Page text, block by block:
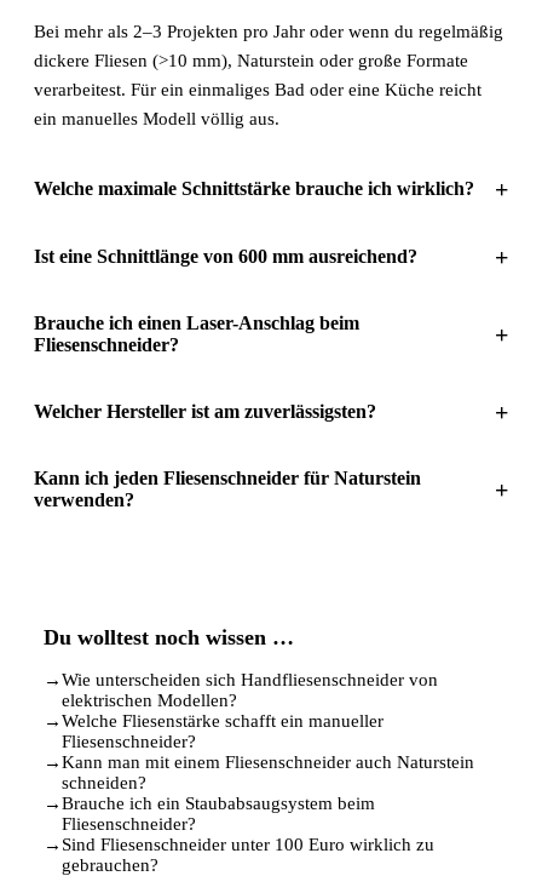
Bei mehr als 2–3 Projekten pro Jahr oder wenn du regelmäßig
dickere Fliesen (>10 mm), Naturstein oder große Formate
verarbeitest. Für ein einmaliges Bad oder eine Küche reicht
ein manuelles Modell völlig aus.
Welche maximale Schnittstärke brauche ich wirklich? +
Ist eine Schnittlänge von 600 mm ausreichend? +
Brauche ich einen Laser-Anschlag beim
Fliesenschneider?
+
Welcher Hersteller ist am zuverlässigsten? +
Kann ich jeden Fliesenschneider für Naturstein
verwenden?
+
Du wolltest noch wissen …
→Wie unterscheiden sich Handfliesenschneider von
elektrischen Modellen?
→Welche Fliesenstärke schafft ein manueller
Fliesenschneider?
→Kann man mit einem Fliesenschneider auch Naturstein
schneiden?
→Brauche ich ein Staubabsaugsystem beim
Fliesenschneider?
→ Sind Fliesenschneider unter 100 Euro wirklich zu
gebrauchen?